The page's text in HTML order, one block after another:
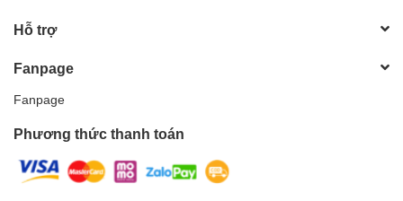
Hỗ trợ
Fanpage
Fanpage
Phương thức thanh toán